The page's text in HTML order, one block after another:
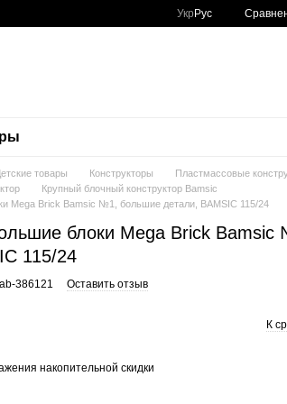
Укр Рус
товары Конструкторы
Пластмассовые
Крупный блочный конструктор Bamsic
Mega Brick Bamsic №1, большие детали, BAMSIC 115/24
блоки Mega Brick
115/24
386121 Оставить отзыв
К
накопительной скидки